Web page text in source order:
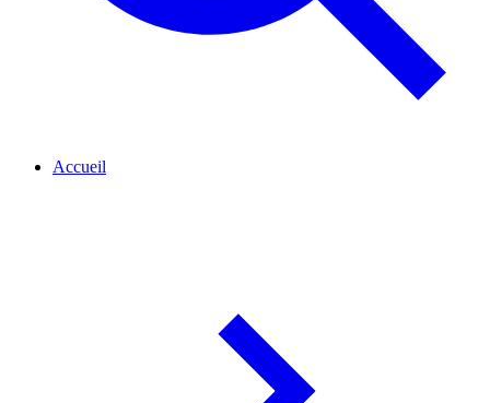
Accueil